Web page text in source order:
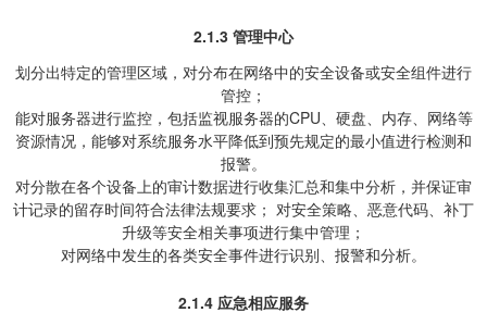
2.1.3 管理中心
划分出特定的管理区域，对分布在网络中的安全设备或安全组件进行
管控；
能对服务器进行监控，包括监视服务器的CPU、硬盘、内存、网络等
资源情况，能够对系统服务水平降低到预先规定的最小值进行检测和
报警。
对分散在各个设备上的审计数据进行收集汇总和集中分析，并保证审
计记录的留存时间符合法律法规要求； 对安全策略、恶意代码、补丁
升级等安全相关事项进行集中管理；
对网络中发生的各类安全事件进行识别、报警和分析。
2.1.4 应急相应服务